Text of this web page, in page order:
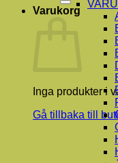
Varukorg
Inga produkter i
Gå tillbaka till